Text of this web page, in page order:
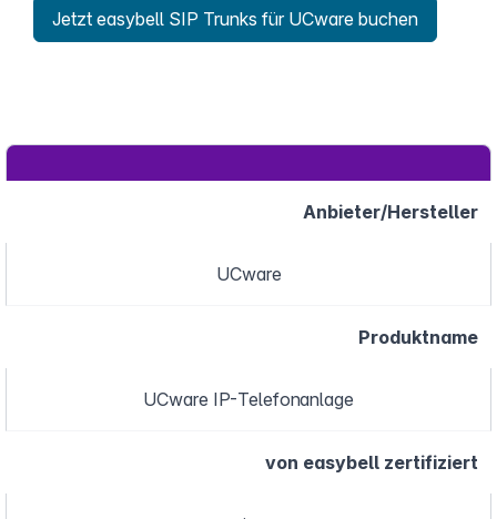
Jetzt easybell SIP Trunks für UCware buchen
Anbieter/Hersteller
UCware
Produktname
UCware IP-Telefonanlage
von easybell zertifiziert